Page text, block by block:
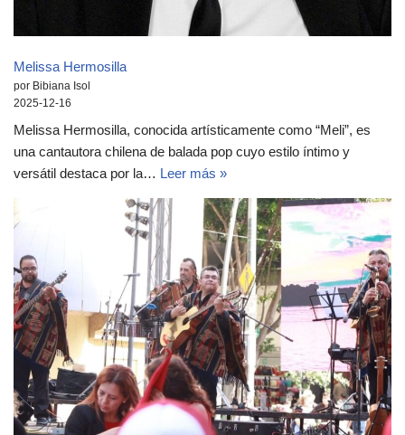
Melissa Hermosilla
por Bibiana Isol
2025-12-16
Melissa Hermosilla, conocida artísticamente como “Meli”, es
una cantautora chilena de balada pop cuyo estilo íntimo y
versátil destaca por la… Leer más »